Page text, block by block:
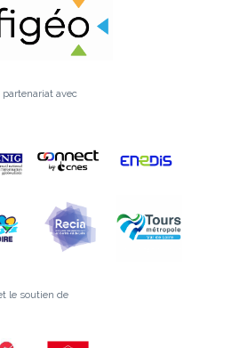
partenariat avec
le soutien de